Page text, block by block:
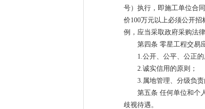
号）执行，即施工单位合
价100万元以上必须公开
例，应当采取政府采购法
第四条 零星工程交易
1.公开、公平、公正的
2.诚实信用的原则；
3.属地管理、分级负责
第五条 任何单位和个
歧视待遇。